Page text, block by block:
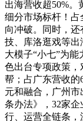
出海营收超50%
细分市场标杆！占
向冲破。同时，还
技、库洛逛戏等
大模子“小七”为
色出台专项政策
帮；占广东营收的
元和融合，广州
条办法》，32家企
行、运营全链条